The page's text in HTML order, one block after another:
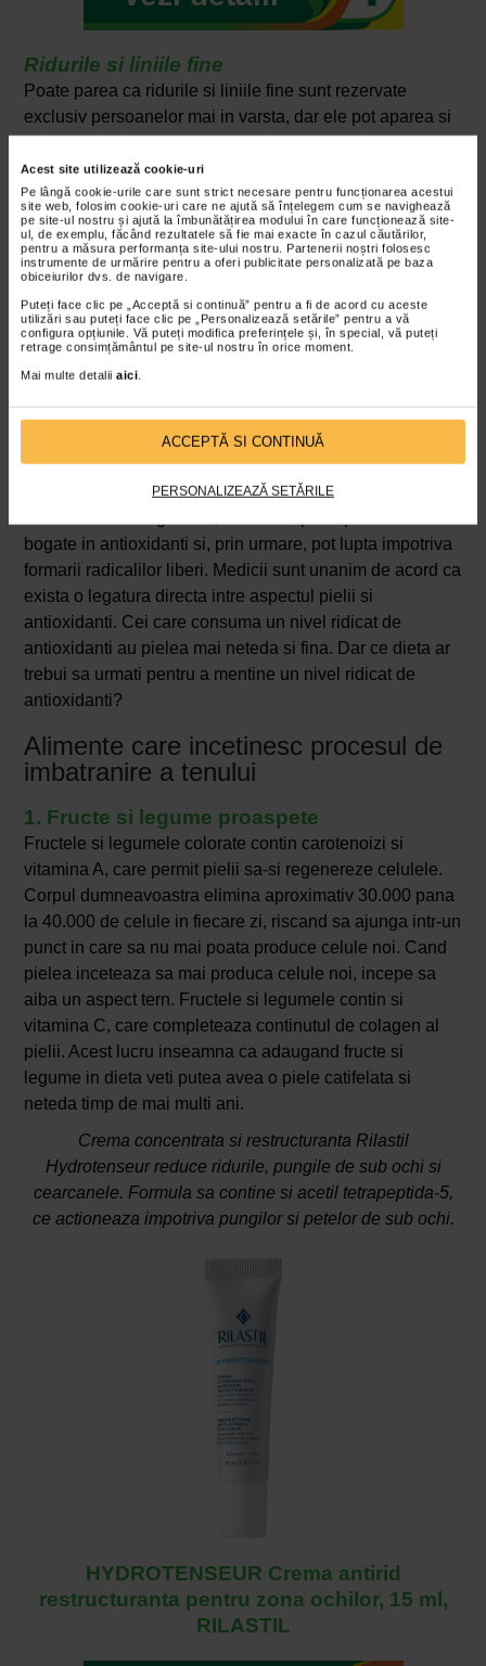
Acest site utilizează cookie-uri
Pe lângă cookie-urile care sunt strict necesare pentru funcționarea acestui
site web, folosim cookie-uri care ne ajută să înțelegem cum se navighează
pe site-ul nostru și ajută la îmbunătățirea modului în care funcționează site-
ul, de exemplu, făcând rezultatele să fie mai exacte în cazul căutărilor,
pentru a măsura performanța site-ului nostru. Partenerii noștri folosesc
instrumente de urmărire pentru a oferi publicitate personalizată pe baza
obiceiurilor dvs. de navigare.
Puteți face clic pe „Acceptă si continuă” pentru a fi de acord cu aceste
utilizări sau puteți face clic pe „Personalizează setările” pentru a vă
configura opțiunile. Vă puteți modifica preferințele și, în special, vă puteți
retrage consimțământul pe site-ul nostru în orice moment.
Mai multe detalii aici
ACCEPTĂ SI CONTINUĂ
PERSONALIZEAZĂ SETĂRILE
Ridurile si liniile fine
Poate parea ca ridurile si liniile fine sunt rezervate
exclusiv persoanelor mai in varsta, dar ele pot aparea si
daca nu va schimbati dieta. Colagenul, elastina si
proteinele sunt trei lucruri esentiale de care pielea
dumneavoastra are nevoie pentru a ramane neteda,
supla si fara riduri. Alimentele uleioase si prajite nu ii
asigura pielii suficiente proteine. In plus, nici expunerea
pielii la razele UV ale soarelui nu ajuta. Aceste raze
creeaza radicali liberi care dauneaza elastinei si
colagenului pielii, provocand astfel aparitia ridurilor si
liniilor fine.
De ce este importanta dieta si cum
influenteaza aceasta aparitia ridurilor?
Cel mai bun mod de a lupta impotriva radicalilor liberi si
de a elimina carbohidratii rafinati din dieta este sa
consumati alimente care contin cantitati mari de
bogate in antioxidanti si, prin urmare, pot lupta impotriva
formarii radicalilor liberi. Medicii sunt unanim de acord ca
exista o legatura directa intre aspectul pielii si
antioxidanti. Cei care consuma un nivel ridicat de
antioxidanti au pielea mai neteda si fina. Dar ce dieta ar
trebui sa urmati pentru a mentine un nivel ridicat de
antioxidanti?
Alimente care incetinesc procesul de
imbatranire a tenului
1. Fructe si legume proaspete
Fructele si legumele colorate contin carotenoizi si
vitamina A, care permit pielii sa-si regenereze celulele.
Corpul dumneavoastra elimina aproximativ 30.000 pana
la 40.000 de celule in fiecare zi, riscand sa ajunga intr-un
punct in care sa nu mai poata produce celule noi. Cand
pielea inceteaza sa mai produca celule noi, incepe sa
aiba un aspect tern. Fructele si legumele contin si
vitamina C, care completeaza continutul de colagen al
pielii. Acest lucru inseamna ca adaugand fructe si
legume in dieta veti putea avea o piele catifelata si
neteda timp de mai multi ani.
Crema concentrata si restructuranta Rilastil
Hydrotenseur reduce ridurile, pungile de sub ochi si
cearcanele. Formula sa contine si acetil tetrapeptida-5,
ce actioneaza impotriva pungilor si petelor de sub ochi.
HYDROTENSEUR Crema antirid
restructuranta pentru zona ochilor, 15 ml,
RILASTIL